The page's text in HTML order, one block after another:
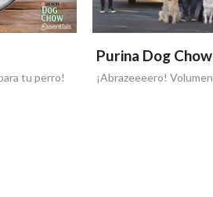
Purina Dog Chow
¡Hoy sí!